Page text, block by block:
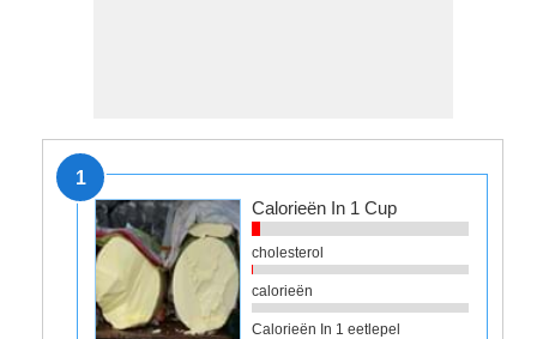
1
Calorieën In 1 Cup
cholesterol
calorieën
Calorieën In 1 eetlepel